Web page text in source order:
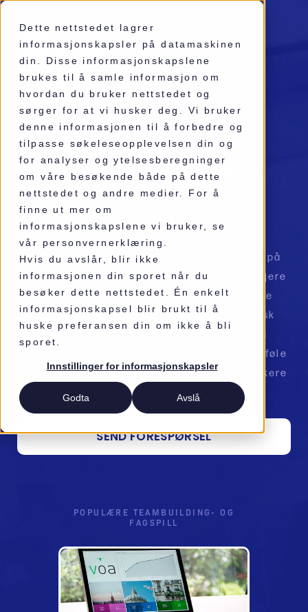
Dette nettstedet lagrer
informasjonskapsler på datamaskinen
din. Disse informasjonskapslene
brukes til å samle informasjon om
hvordan du bruker nettstedet og
sørger for at vi husker deg. Vi bruker
denne informasjonen til å forbedre og
tilpasse søkeleseopplevelsen din og
for analyser og ytelsesberegninger
om våre besøkende både på dette
nettstedet og andre medier. For å
finne ut mer om
informasjonskapslene vi bruker, se
vår personvernerklæring.
Hvis du avslår, blir ikke
informasjonen din sporet når du
besøker dette nettstedet. Én enkelt
informasjonskapsel blir brukt til å
huske preferansen din om ikke å bli
sporet.
Innstillinger for informasjonskapsler
Godta Avslå
ONBOARDING
La de ansatte bli kjent med
organisasjonen, verdiene og
kulturen på en inspirerende
Forskning viser at de 3 første månedene på
arbeidsplassen er avgjørende for å engasjere
og beholde nyansatte. Spesialtilpassede
onboarding-spill som gjennomføres fysisk
og/eller virtuelt i bedriften, vil raskt få
nyansatte godt integrert. Den ansatte vil føle
seg inkludert, ivaretatt og kan komme raskere
i gang med oppgavene sine.
SEND FORESPØRSEL
POPULÆRE TEAMBUILDING- OG
FAGSPILL
ONBOARDING GAME